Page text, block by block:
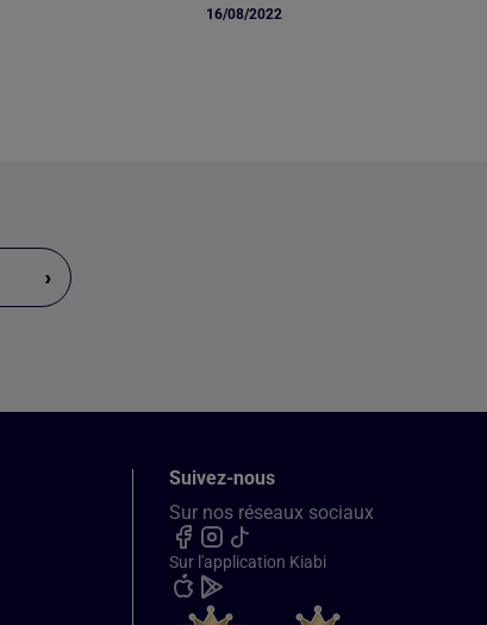
16/08/2022
›
Suivez-nous
Sur nos réseaux sociaux
Sur l'application Kiabi